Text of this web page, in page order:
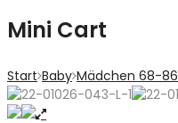
Mini Cart
Start Baby Mädchen 68-86